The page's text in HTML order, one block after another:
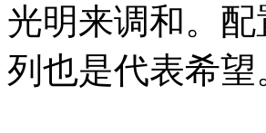
光明来调和。
列也是代表希望